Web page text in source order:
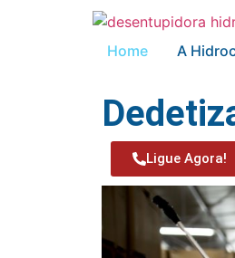
Home A
Ligue Agora!